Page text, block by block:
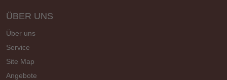
ÜBER UNS
Über uns
Service
Site Map
Angebote